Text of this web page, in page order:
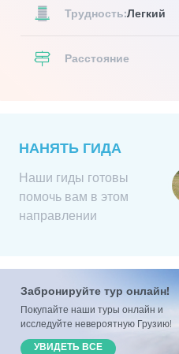
Трудность:Легкий
Расстояние
НАНЯТЬ ГИДА
Наши гиды готовы
помочь вам в этом
направлении
Забронируйте тур онлайн!
Покупайте наши туры онлайн и
исследуйте невероятную Грузию!
УВИДЕТЬ ВСЕ